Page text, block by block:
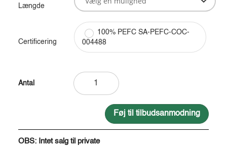
Længde
Certificering
100% PEFC SA-PEFC-COC-
004488
Føj til tilbudsanmodning
A
lOBS: Intet salg til private